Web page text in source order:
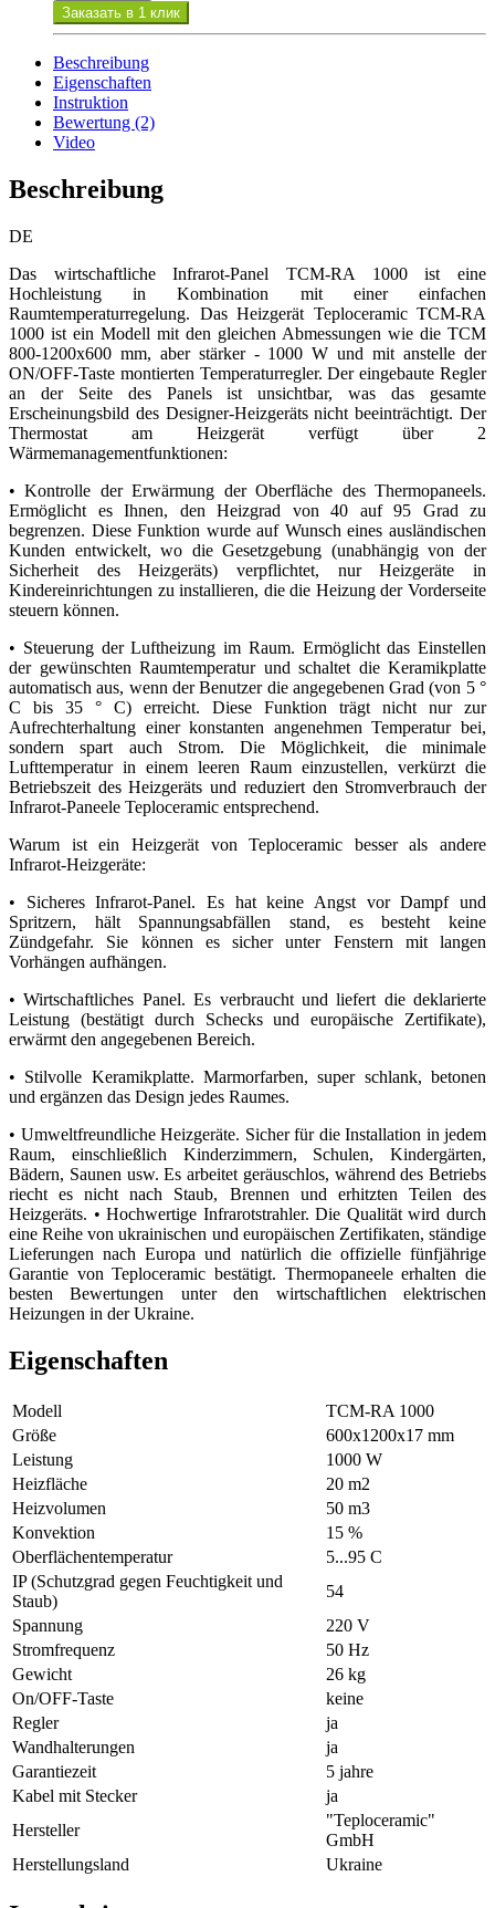
Заказать в 1 клик
Beschreibung
Eigenschaften
Instruktion
Bewertung (2)
Video
Beschreibung
DE
Das wirtschaftliche Infrarot-Panel TCM-RA 1000 ist eine
Hochleistung in Kombination mit einer einfachen
Raumtemperaturregelung. Das Heizgerät Teploceramic TCM-RA
1000 ist ein Modell mit den gleichen Abmessungen wie die TCM
800-1200x600 mm, aber stärker - 1000 W und mit anstelle der
ON/OFF-Taste montierten Temperaturregler. Der eingebaute Regler
an der Seite des Panels ist unsichtbar, was das gesamte
Erscheinungsbild des Designer-Heizgeräts nicht beeinträchtigt. Der
Thermostat am Heizgerät verfügt über 2
Wärmemanagementfunktionen:
• Kontrolle der Erwärmung der Oberfläche des Thermopaneels.
Ermöglicht es Ihnen, den Heizgrad von 40 auf 95 Grad zu
begrenzen. Diese Funktion wurde auf Wunsch eines ausländischen
Kunden entwickelt, wo die Gesetzgebung (unabhängig von der
Sicherheit des Heizgeräts) verpflichtet, nur Heizgeräte in
Kindereinrichtungen zu installieren, die die Heizung der Vorderseite
steuern können.
• Steuerung der Luftheizung im Raum. Ermöglicht das Einstellen
der gewünschten Raumtemperatur und schaltet die Keramikplatte
automatisch aus, wenn der Benutzer die angegebenen Grad (von 5 °
C bis 35 ° C) erreicht. Diese Funktion trägt nicht nur zur
Aufrechterhaltung einer konstanten angenehmen Temperatur bei,
sondern spart auch Strom. Die Möglichkeit, die minimale
Lufttemperatur in einem leeren Raum einzustellen, verkürzt die
Betriebszeit des Heizgeräts und reduziert den Stromverbrauch der
Infrarot-Paneele Teploceramic entsprechend.
Warum ist ein Heizgerät von Teploceramic besser als andere
Infrarot-Heizgeräte:
• Sicheres Infrarot-Panel. Es hat keine Angst vor Dampf und
Spritzern, hält Spannungsabfällen stand, es besteht keine
Zündgefahr. Sie können es sicher unter Fenstern mit langen
Vorhängen aufhängen.
• Wirtschaftliches Panel. Es verbraucht und liefert die deklarierte
Leistung (bestätigt durch Schecks und europäische Zertifikate),
erwärmt den angegebenen Bereich.
• Stilvolle Keramikplatte. Marmorfarben, super schlank, betonen
und ergänzen das Design jedes Raumes.
• Umweltfreundliche Heizgeräte. Sicher für die Installation in jedem
Raum, einschließlich Kinderzimmern, Schulen, Kindergärten,
Bädern, Saunen usw. Es arbeitet geräuschlos, während des Betriebs
riecht es nicht nach Staub, Brennen und erhitzten Teilen des
Heizgeräts. • Hochwertige Infrarotstrahler. Die Qualität wird durch
eine Reihe von ukrainischen und europäischen Zertifikaten, ständige
Lieferungen nach Europa und natürlich die offizielle fünfjährige
Garantie von Teploceramic bestätigt. Thermopaneele erhalten die
besten Bewertungen unter den wirtschaftlichen elektrischen
Heizungen in der Ukraine.
Eigenschaften
Modell
ТСМ-RA 1000
Größe
600х1200х17 mm
Leistung
1000 W
Heizfläche
20 m2
Heizvolumen
50 m3
Konvektion
15 %
Oberflächentemperatur
5...95 С
IP (Schutzgrad gegen Feuchtigkeit und
Staub)
54
Spannung
220 V
Stromfrequenz
50 Hz
Gewicht
26 kg
On/OFF-Taste
keine
Regler
ja
Wandhalterungen
ja
Garantiezeit
5 jahre
Kabel mit Stecker
ja
Hersteller
"Teploceramic"
GmbH
Herstellungsland
Ukraine